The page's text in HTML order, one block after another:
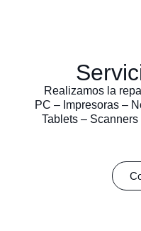
Realizamos la
PC – Impresoras –
Tablets –